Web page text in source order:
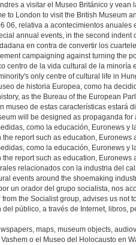
a visitar el Museo Británico y
to London to visit the British Museum
06, relativa a acontecimientos
annual events, in the second indent
en contra de convertir los
campaigning against turning the
centro de la vida cultural de la
only centre of cultural life in
de historia Europea, como ha
as the Bureau of the European
museo de estas características
will be designed as propaganda
como la educación, Euronews y
report such as education, Euronews
como la educación, Euronews y
report such as education, Euronews
relacionados con la industria del
events around the shoemaking
un orador del grupo socialista, nos
the Socialist group, advises us
público, a través de Internet, libros,
maps, museum objects,
o el Museo del Holocausto en